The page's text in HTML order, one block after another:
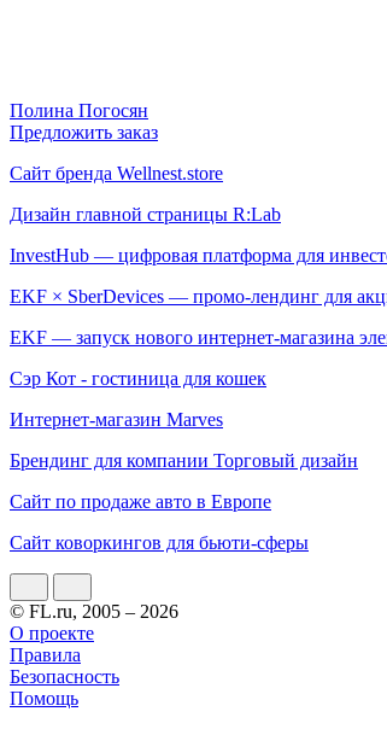
Полина Погосян
Предложить заказ
Сайт бренда Wellnest.store
Дизайн главной страницы R:Lab
InvestHub — цифровая платформа для
EKF × SberDevices — промо-лендинг для
EKF — запуск нового интернет-магазина
Сэр Кот - гостиница для кошек
Интернет-магазин Marves
Брендинг для компании Торговый дизайн
Сайт по продаже авто в Европе
Сайт коворкингов для бьюти-сферы
© FL.ru, 2005 – 2026
О проекте
Правила
Безопасность
Помощь